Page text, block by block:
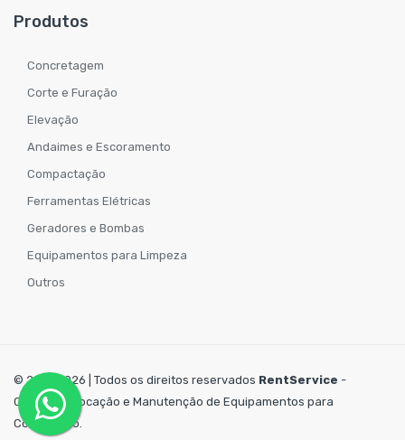
Produtos
Concretagem
Corte e Furação
Elevação
Andaimes e Escoramento
Compactação
Ferramentas Elétricas
Geradores e Bombas
Equipamentos para Limpeza
Outros
© 2019-2026 | Todos os direitos reservados RentService -
Comércio, Locação e Manutenção de Equipamentos para
Construção.